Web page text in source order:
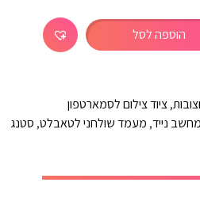
הוספה לסל
,ציוד צילום לסמארטפון
נייד, מעמד שולחני לטאבלט, סטנג